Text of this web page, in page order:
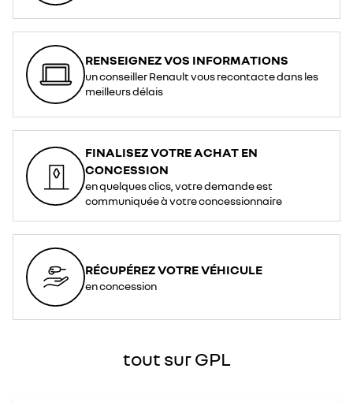
RENSEIGNEZ VOS INFORMATIONS
un conseiller Renault vous recontacte dans les
meilleurs délais
FINALISEZ VOTRE ACHAT EN
CONCESSION
en quelques clics, votre demande est
communiquée à votre concessionnaire
RÉCUPÉREZ VOTRE VÉHICULE
en concession
tout sur GPL